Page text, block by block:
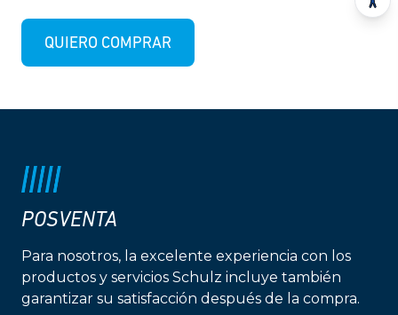
QUIERO COMPRAR
POSVENTA
Para nosotros, la excelente experiencia con los
productos y servicios Schulz incluye también
garantizar su satisfacción después de la compra.